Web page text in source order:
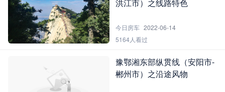
洪江市）之线路特色
今日房车 2022-06-14
5164人看过
豫鄂湘东部纵贯线（安阳市-
郴州市）之沿途风物